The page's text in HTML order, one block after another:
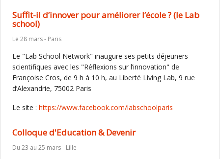
Suffit-il d’innover pour améliorer l’école ? (le Lab
school)
Le 28 mars - Paris
Le "Lab School Network" inaugure ses petits déjeuners
scientifiques avec les "Réflexions sur l’innovation" de
Françoise Cros, de 9 h à 10 h, au Liberté Living Lab, 9 rue
d’Alexandrie, 75002 Paris
Le site : https://www.facebook.com/labschoolparis
Colloque d'Education & Devenir
Du 23 au 25 mars - Lille